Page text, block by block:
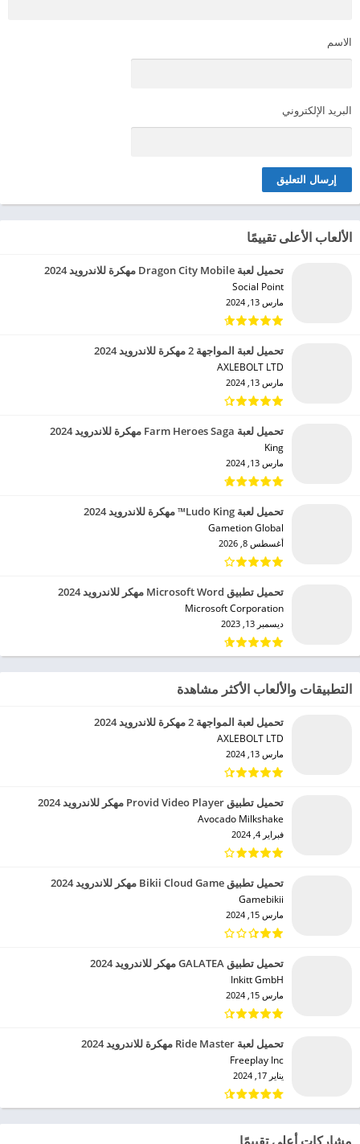
الاسم
البريد الإلكتروني
الألعاب الأعلى تقييمًا
تحميل لعبة Dragon City Mobile مهكرة للاندرويد 2024
Social Point‏
مارس 13, 2024
تحميل لعبة المواجهة 2 مهكرة للاندرويد 2024
AXLEBOLT LTD‏
مارس 13, 2024
تحميل لعبة Farm Heroes Saga مهكرة للاندرويد 2024
King‏
مارس 13, 2024
تحميل لعبة Ludo King™ مهكرة للاندرويد 2024
Gametion Global‏
أغسطس 8, 2026
تحميل تطبيق Microsoft Word مهكر للاندرويد 2024
Microsoft Corporation‏
ديسمبر 13, 2023
التطبيقات والألعاب الأكثر مشاهدة
تحميل لعبة المواجهة 2 مهكرة للاندرويد 2024
AXLEBOLT LTD‏
مارس 13, 2024
تحميل تطبيق Provid Video Player مهكر للاندرويد 2024
Avocado Milkshake‏
فبراير 4, 2024
تحميل تطبيق Bikii Cloud Game مهكر للاندرويد 2024
Gamebikii‏
مارس 15, 2024
تحميل تطبيق GALATEA مهكر للاندرويد 2024
Inkitt GmbH‏
مارس 15, 2024
تحميل لعبة Ride Master مهكرة للاندرويد 2024
Freeplay Inc‏
يناير 17, 2024